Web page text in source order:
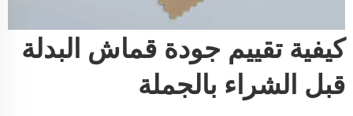
كيفية تقييم جودة قماش البدلة
قبل الشراء بالجملة